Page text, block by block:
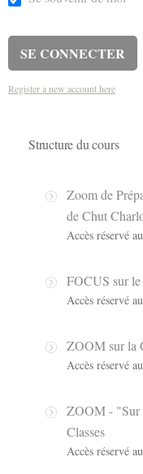
Register a new account here
Structure du cours
Zoom de
de Chut
Accès réservé
FOCUS sur
Accès réservé
ZOOM sur la
Accès réservé
ZOOM - "Sur
Classes
Accès réservé